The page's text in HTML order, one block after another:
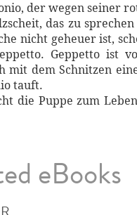
der wegen seiner
das zu
nicht geheuer ist,
Geppetto ist
mit dem Schnitzen
tauft.
die Puppe zum
eBooks